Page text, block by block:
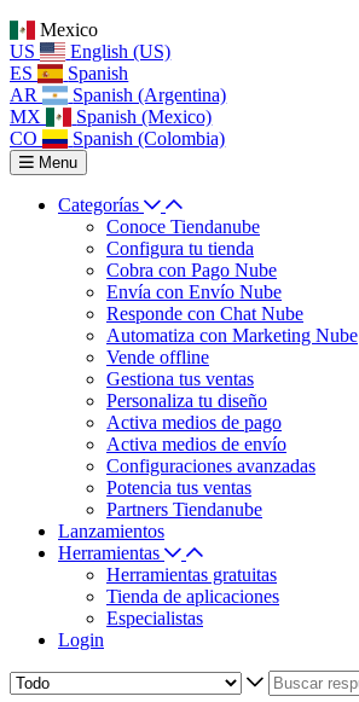
Mexico
US
English (US)
ES
Spanish
AR
Spanish (Argentina)
MX
Spanish (Mexico)
CO
Spanish (Colombia)
Menu
Categorías
Conoce Tiendanube
Configura tu tienda
Cobra con Pago Nube
Envía con Envío Nube
Responde con Chat Nube
Automatiza con Marketing Nube
Vende offline
Gestiona tus ventas
Personaliza tu diseño
Activa medios de pago
Activa medios de envío
Configuraciones avanzadas
Potencia tus ventas
Partners Tiendanube
Lanzamientos
Herramientas
Herramientas gratuitas
Tienda de aplicaciones
Especialistas
Login